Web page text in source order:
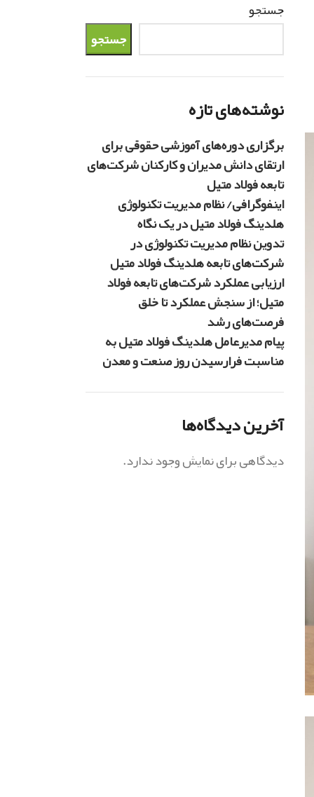
جستجو
جستجو
نوشته‌های تازه
برگزاری دوره‌های آموزشی حقوقی برای
ارتقای دانش مدیران و کارکنان شرکت‌های
تابعه فولاد متیل
اینفوگرافی/ نظام مدیریت تکنولوژی
هلدینگ فولاد متیل در یک نگاه
تدوین نظام مدیریت تکنولوژی در
شرکت‌های تابعه هلدینگ فولاد متیل
ارزیابی عملکرد شرکت‌های تابعه فولاد
متیل؛ از سنجش عملکرد تا خلق
فرصت‌های رشد
پیام مدیرعامل هلدینگ فولاد متیل به
مناسبت فرارسیدن روز صنعت و معدن
آخرین دیدگاه‌ها
دیدگاهی برای نمایش وجود ندارد.